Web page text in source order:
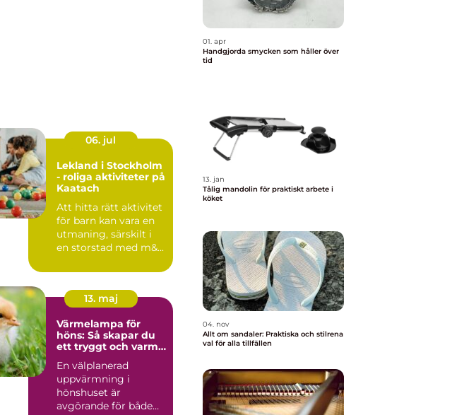
06. jul
Lekland i Stockholm
- roliga aktiviteter på
Kaatach
Att hitta rätt aktivitet
för barn kan vara en
utmaning, särskilt i
en storstad med m&...
13. maj
Värmelampa för
höns: Så skapar du
ett tryggt och varmt
En välplanerad
uppvärmning i
hönshuset är
avgörande för både
01. apr
Handgjorda smycken som håller över
tid
13. jan
Tålig mandolin för praktiskt arbete i
köket
04. nov
Allt om sandaler: Praktiska och stilrena
val för alla tillfällen